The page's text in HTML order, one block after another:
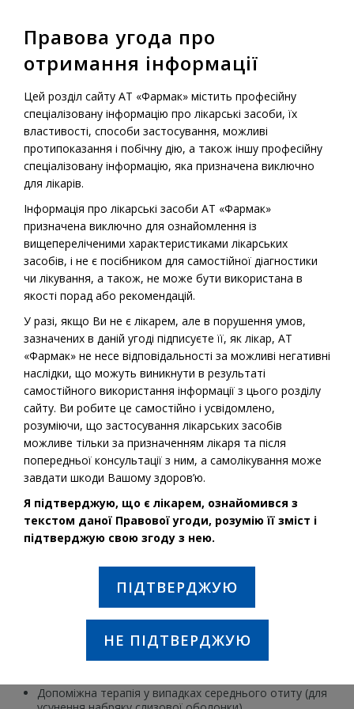
Фармазолін® (краплі) 0,05%
Безрецептурний лікарський препарат
Фармазолін® (краплі)
0,05%
Діюча речовина: Ксилометазолін
Симптоматичне лікування закладеності носа при
застуді, сінній гарячці, при інших алергічних ринітах,
Для полегшення відтоку секрету при захворюваннях
Допоміжна терапія у випадках середнього отиту (для
Правова угода про
отримання інформації
Цей розділ сайту АТ «Фармак» містить професійну
спеціалізовану інформацію про лікарські засоби, їх
властивості, способи застосування, можливі
протипоказання і побічну дію, а також іншу професійну
спеціалізовану інформацію, яка призначена виключно
для лікарів.
Інформація про лікарські засоби АТ «Фармак»
призначена виключно для ознайомлення із
вищепереліченими характеристиками лікарських
засобів, і не є посібником для самостійної діагностики
чи лікування, а також, не може бути використана в
якості порад або рекомендацій.
У разі, якщо Ви не є лікарем, але в порушення умов,
зазначених в даній угоді підписуєте її, як лікар, АТ
«Фармак» не несе відповідальності за можливі негативні
наслідки, що можуть виникнути в результаті
самостійного використання інформації з цього розділу
сайту. Ви робите це самостійно і усвідомлено,
розуміючи, що застосування лікарських засобів
можливе тільки за призначенням лікаря та після
попередньої консультації з ним, а самолікування може
завдати шкоди Вашому здоров’ю.
Я підтверджую, що є лікарем, ознайомився з
текстом даної Правової угоди, розумію її зміст і
підтверджую свою згоду з нею.
ПІДТВЕРДЖУЮ
НЕ ПІДТВЕРДЖУЮ